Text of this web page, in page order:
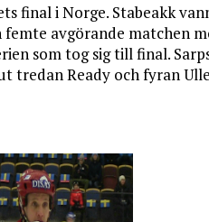
final i Norge. Stabeakk
avgörande matchen
som tog sig till final.
tredan Ready och fyran